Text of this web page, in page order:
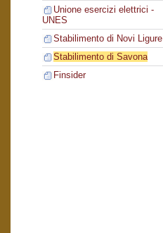
Unione esercizi elettrici -
UNES
Stabilimento di Novi Ligure
Stabilimento di Savona
Finsider